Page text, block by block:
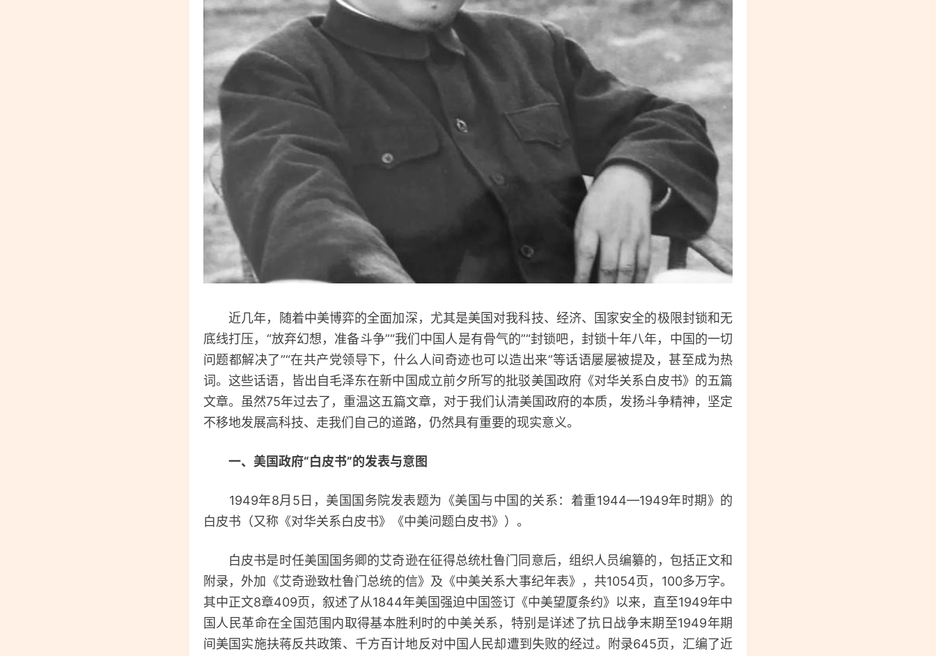
近几年，随着中美博弈的全面加深，尤其是美国对我科技、经济、国家安全的极限封锁和无
底线打压，“放弃幻想，准备斗争”“我们中国人是有骨气的”“封锁吧，封锁十年八年，中国的一切
问题都解决了”“在共产党领导下，什么人间奇迹也可以造出来”等话语屡屡被提及，甚至成为热
词。这些话语，皆出自毛泽东在新中国成立前夕所写的批驳美国政府《对华关系白皮书》的五篇
文章。虽然75年过去了，重温这五篇文章，对于我们认清美国政府的本质，发扬斗争精神，坚定
不移地发展高科技、走我们自己的道路，仍然具有重要的现实意义。
一、美国政府“白皮书”的发表与意图
1949年8月5日，美国国务院发表题为《美国与中国的关系：着重1944—1949年时期》的
白皮书（又称《对华关系白皮书》《中美问题白皮书》）。
白皮书是时任美国国务卿的艾奇逊在征得总统杜鲁门同意后，组织人员编纂的，包括正文和
附录，外加《艾奇逊致杜鲁门总统的信》及《中美关系大事纪年表》，共1054页，100多万字。
其中正文8章409页，叙述了从1844年美国强迫中国签订《中美望厦条约》以来，直至1949年中
国人民革命在全国范围内取得基本胜利时的中美关系，特别是详述了抗日战争末期至1949年期
间美国实施扶蒋反共政策、千方百计地反对中国人民却遭到失败的经过。附录645页，汇编了近